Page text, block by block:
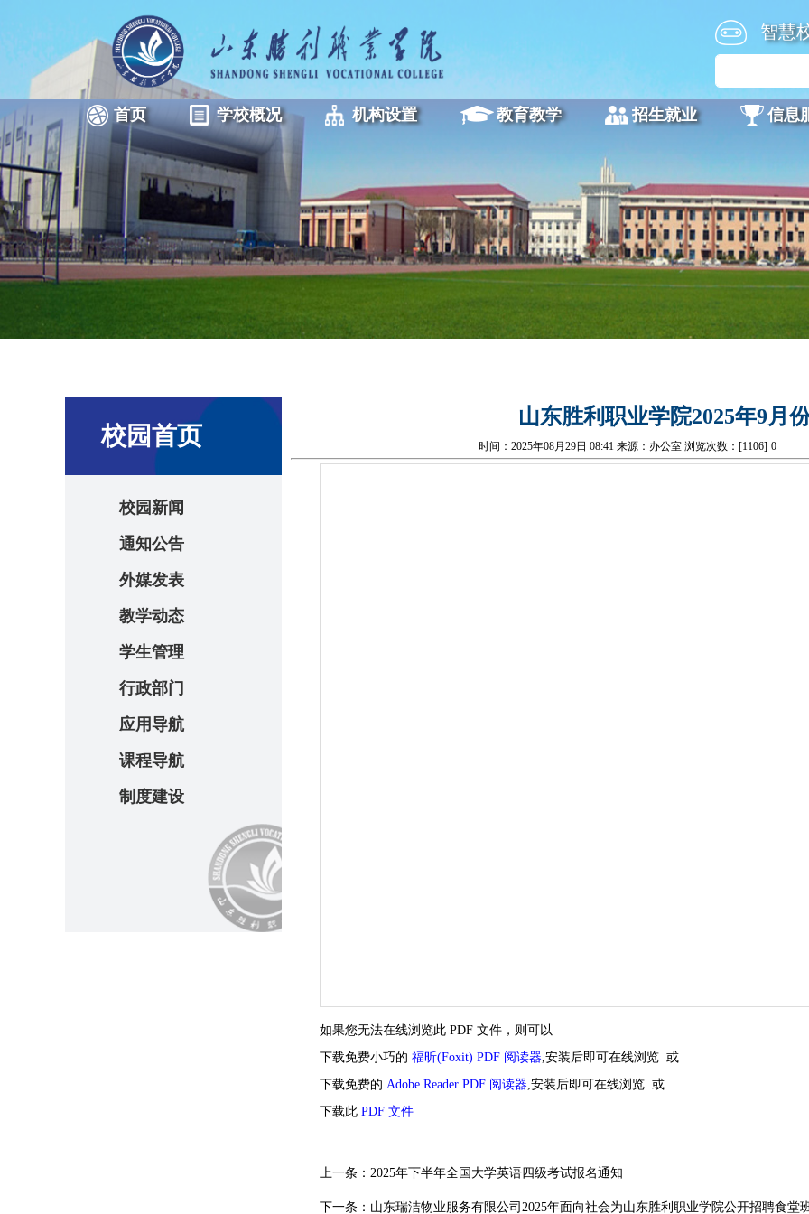
智慧
首页 学校概况 机构设置 教育教学 招生就业 信息
校园首页
校园新闻
通知公告
外媒发表
教学动态
学生管理
行政部门
应用导航
课程导航
制度建设
山东胜利职业学院2025年9月
时间：2025年08月29日 08:41 来源：办公室 浏览次数：[1106] 0
如果您无法在线浏览此 PDF 文件，则可以
下载免费小巧的 福昕(Foxit) PDF 阅读器 ,安装后即可在线浏览 或
下载免费的 Adobe Reader PDF 阅读器 ,安装后即可在线浏览 或
下载此 PDF 文件
上一条： 2025年下半年全国大学英语四级考试报名通知
下一条： 山东瑞洁物业服务有限公司2025年面向社会为山东胜利职业学院公开招聘食堂